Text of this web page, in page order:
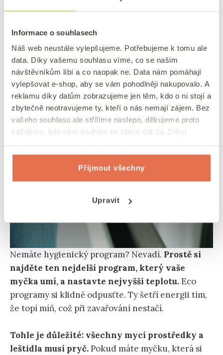
Informace o souhlasech
Náš web neustále vylepšujeme. Potřebujeme k tomu ale
data. Díky vašemu souhlasu víme, co se našim
návštěvníkům líbí a co naopak ne. Data nám pomáhají
vylepšovat e-shop, aby se vám pohodlněji nakupovalo. A
reklamu díky datům zobrazujeme jen těm, kdo o ni stojí a
zbytečně neotravujeme ty, kteří o nás nemají zájem. Bez
vašeho souhlasu ale střílíme naslepo, děkujeme proto
každému, kdo nám souhlas ke sběru dat dá. Díky!
Přijmout všechny
Upravit
Tady se rozhoduje o úspěchu celého
věda, ale pár věcí si musíte zapamatovat.
Hygienický program je váš nejlepší kamarád
pokud ho vaše myčka má. Právě tyto programy
dokážouvytočit teplotu na 75-80°C a běžet i
přes dvě hodiny. To je přesně to, co potřebujete.
Nemáte hygienický program? Nevadí. Prostě si
najděte ten nejdelší program, který vaše
myčka umí, a nastavte nejvyšší teplotu.Eco
programy si klidně odpusťte. Ty šetří energii tím,
že topí míň, což při zavařování nestačí.
Tohle je důležité: všechny mycí prostředky a
leštidla musí pryč.Pokud máte myčku, která si